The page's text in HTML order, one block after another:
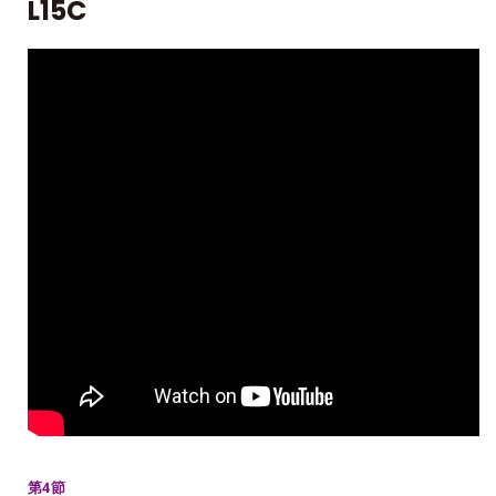
L15C
第4節